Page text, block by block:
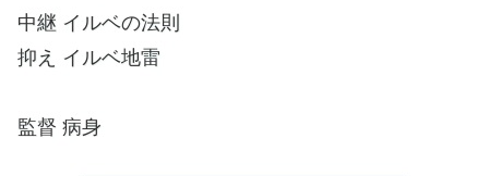
中継 イルベの法則
抑え イルベ地雷
監督 病身